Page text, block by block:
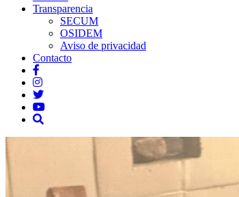
Transparencia
SECUM
OSIDEM
Aviso de privacidad
Contacto